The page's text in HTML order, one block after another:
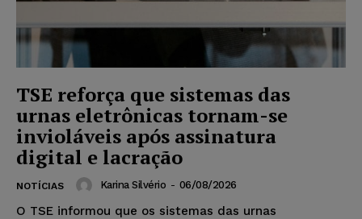
TSE reforça que sistemas das
urnas eletrônicas tornam-se
invioláveis após assinatura
digital e lacração
NOTÍCIAS Karina Silvério - 06/08/2026
O TSE informou que os sistemas das urnas